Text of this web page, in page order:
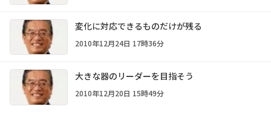
変化に対応できるものだけが残る
2010年12月24日 17時36分
大きな器のリーダーを目指そう
2010年12月20日 15時49分